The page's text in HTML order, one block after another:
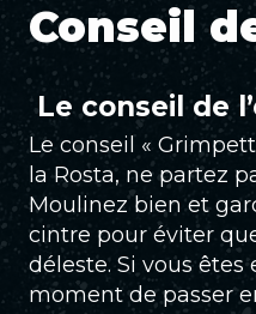
Conseil
Le conseil de
Le conseil «
la Rosta, ne partez
Moulinez bien et
cintre pour éviter
déleste. Si vous êtes
moment de passer